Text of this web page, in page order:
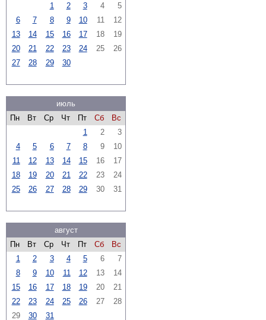
1
2 3 4
5
6
7 8 9 10 11
12
13
14 15 16 17 18
19
20
21 22 23 24 25
26
27
28 29 30
июль
Пн
Вт Ср Чт Пт Сб
Вс
1
2
3
4
5 6 7 8 9
10
11
12 13 14 15 16
17
18
19 20 21 22 23
24
25
26 27 28 29 30 31
август
Пн
Вт Ср Чт Пт Сб
Вс
1
2 3 4 5 6
7
8
9 10 11 12 13
14
15
16 17 18 19 20
21
22
23 24 25 26 27
28
29
30 31